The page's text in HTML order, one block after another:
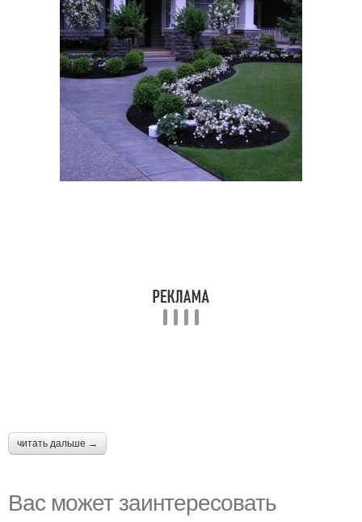
читать дальше →
Вас может заинтересовать